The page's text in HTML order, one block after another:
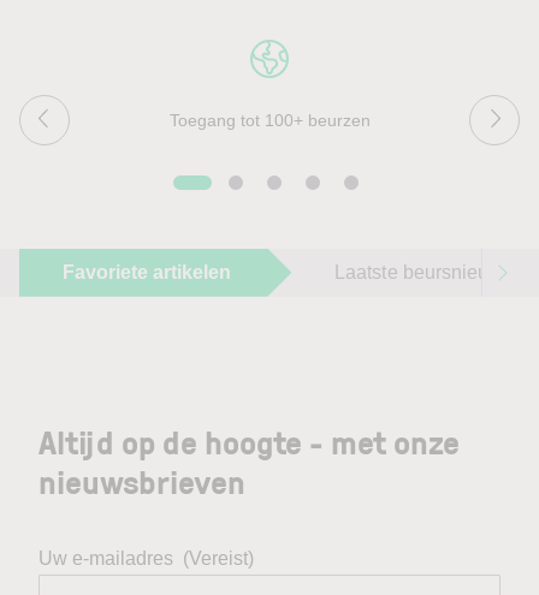
Toegang tot 100+ beurzen
Favoriete artikelen Laatste beursnieuws
Altijd op de hoogte - met onze
nieuwsbrieven
Uw e-mailadres (Vereist)